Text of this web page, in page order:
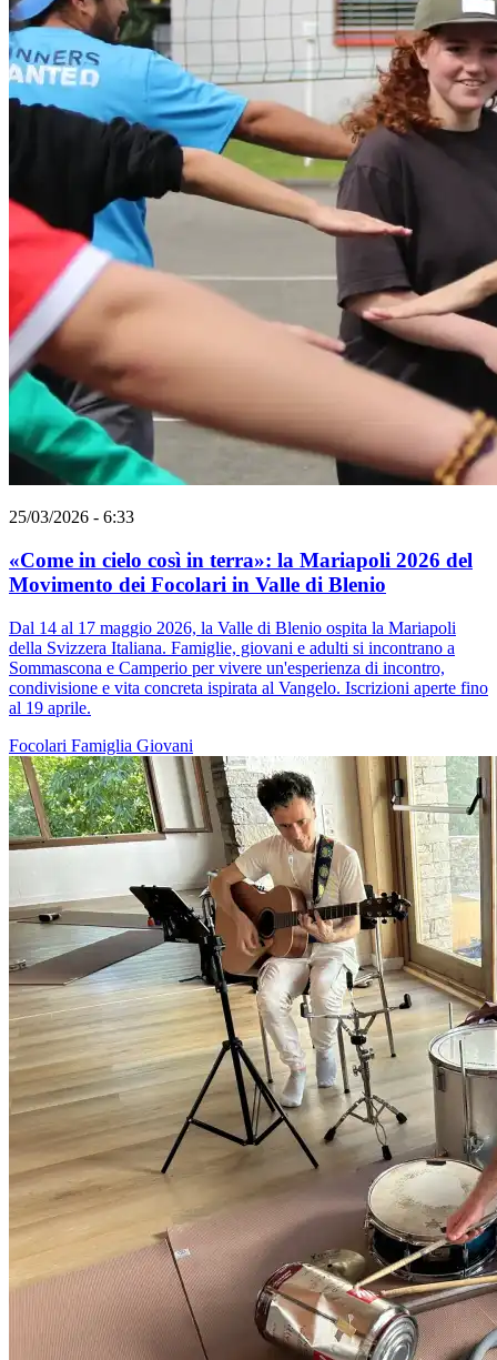
25/03/2026 - 6:33
«Come in cielo così in terra»: la Mariapoli 2026 del
Movimento dei Focolari in Valle di Blenio
Dal 14 al 17 maggio 2026, la Valle di Blenio ospita la Mariapoli
della Svizzera Italiana. Famiglie, giovani e adulti si incontrano a
Sommascona e Camperio per vivere un'esperienza di incontro,
condivisione e vita concreta ispirata al Vangelo. Iscrizioni aperte fino
al 19 aprile.
Focolari Famiglia Giovani